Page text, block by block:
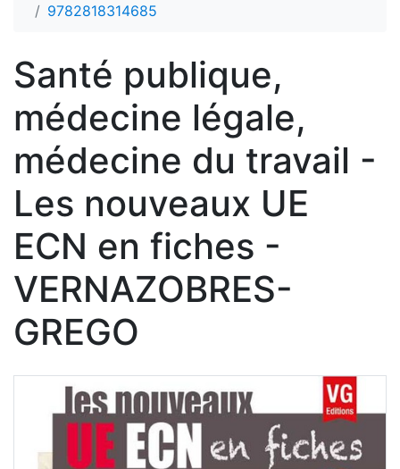
9782818314685
Santé publique,
médecine légale,
médecine du travail -
Les nouveaux UE
ECN en fiches -
VERNAZOBRES-
GREGO